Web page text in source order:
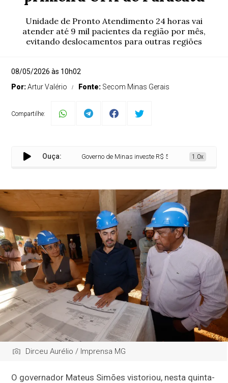
Unidade de Pronto Atendimento 24 horas vai
atender até 9 mil pacientes da região por mês,
evitando deslocamentos para outras regiões
08/05/2026 às 10h02
Por:Artur Valério Fonte: Secom Minas Gerais
Compartilhe:
Ouça: Governo de Minas investe R$ 5 milhões para obras
1.0x
Dirceu Aurélio / Imprensa MG
O governador Mateus Simões vistoriou, nesta quinta-